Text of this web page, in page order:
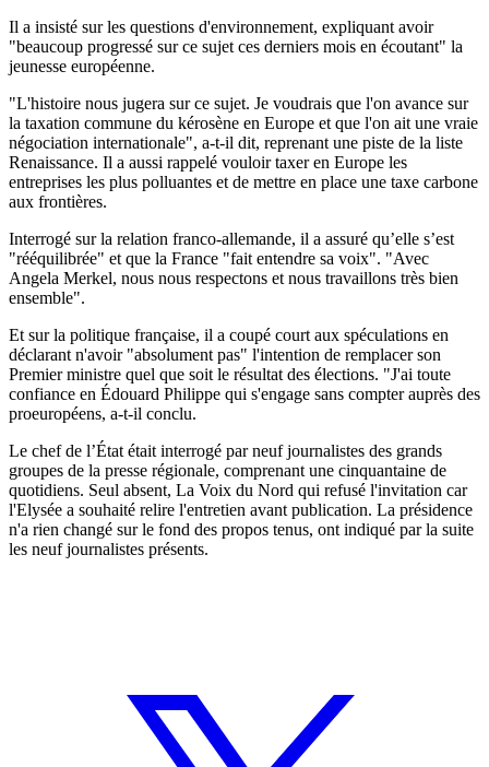
Il a insisté sur les questions d'environnement, expliquant avoir
"beaucoup progressé sur ce sujet ces derniers mois en écoutant" la
jeunesse européenne.
"L'histoire nous jugera sur ce sujet. Je voudrais que l'on avance sur
la taxation commune du kérosène en Europe et que l'on ait une vraie
négociation internationale", a-t-il dit, reprenant une piste de la liste
Renaissance. Il a aussi rappelé vouloir taxer en Europe les
entreprises les plus polluantes et de mettre en place une taxe carbone
aux frontières.
Interrogé sur la relation franco-allemande, il a assuré qu’elle s’est
"rééquilibrée" et que la France "fait entendre sa voix". "Avec
Angela Merkel, nous nous respectons et nous travaillons très bien
ensemble".
Et sur la politique française, il a coupé court aux spéculations en
déclarant n'avoir "absolument pas" l'intention de remplacer son
Premier ministre quel que soit le résultat des élections. "J'ai toute
confiance en Édouard Philippe qui s'engage sans compter auprès des
proeuropéens, a-t-il conclu.
Le chef de l’État était interrogé par neuf journalistes des grands
groupes de la presse régionale, comprenant une cinquantaine de
quotidiens. Seul absent, La Voix du Nord qui refusé l'invitation car
l'Elysée a souhaité relire l'entretien avant publication. La présidence
n'a rien changé sur le fond des propos tenus, ont indiqué par la suite
les neuf journalistes présents.